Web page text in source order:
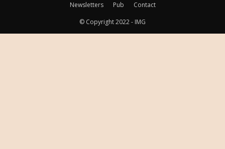
Newsletters Pub
Contact
© Copyright 2022 - IMG